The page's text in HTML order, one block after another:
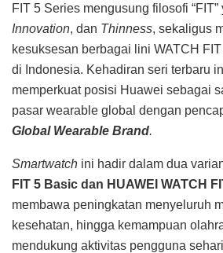
FIT 5 Series mengusung filosofi “FIT”
Innovation, dan Thinness, sekaligus
kesuksesan berbagai lini WATCH
di Indonesia. Kehadiran seri terbaru
memperkuat posisi Huawei sebagai
pasar wearable global dengan
Global Wearable Brand.
Smartwatch ini hadir dalam dua
FIT 5 Basic dan HUAWEI WATCH
membawa peningkatan menyeluruh
kesehatan, hingga kemampuan
mendukung aktivitas pengguna